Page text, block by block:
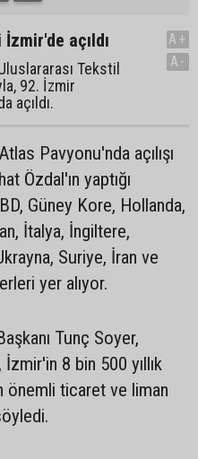
açıldı
Tekstil
92. İzmir
açıldı.
A+
A-
Pavyonu'nda açılışı
Özdal'ın yaptığı
Güney Kore, Hollanda,
İtalya, İngiltere,
Suriye, İran ve
yer alıyor.
Tunç Soyer,
8 bin 500 yıllık
önemli ticaret ve liman